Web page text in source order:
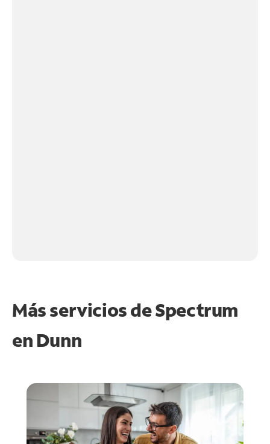
Más servicios de Spectrum
en Dunn